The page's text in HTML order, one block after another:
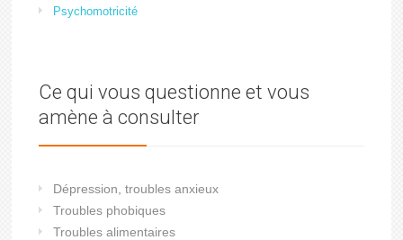
Psychomotricité
Ce qui vous questionne et vous
amène à consulter
Dépression, troubles anxieux
Troubles phobiques
Troubles alimentaires